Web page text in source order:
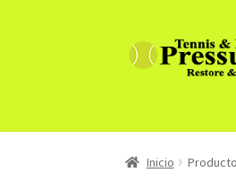
Ir
Ir
al
Inicio